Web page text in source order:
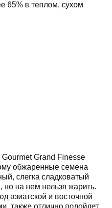
65% в теплом, сухом
Grand Finesse
слегка сладковатый
отлично подойдет